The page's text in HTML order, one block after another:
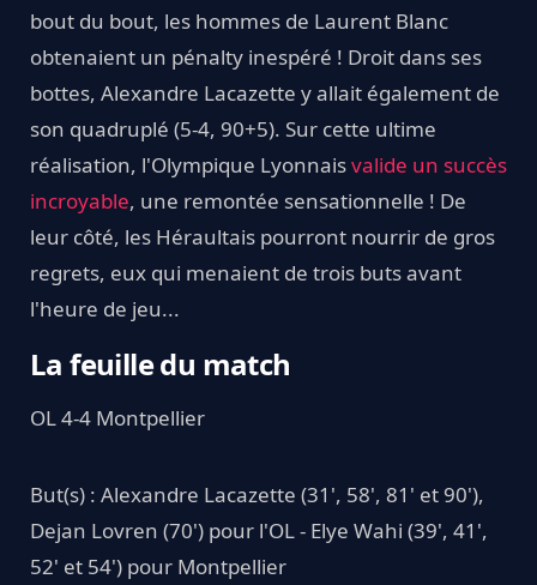
bout du bout, les hommes de Laurent Blanc
obtenaient un pénalty inespéré ! Droit dans ses
bottes, Alexandre Lacazette y allait également de
son quadruplé (5-4, 90+5). Sur cette ultime
réalisation, l'Olympique Lyonnaisvalide un succès
incroyable, une remontée sensationnelle ! De
leur côté, les Héraultais pourront nourrir de gros
regrets, eux qui menaient de trois buts avant
l'heure de jeu...
La feuille du match
OL 4-4 Montpellier
But(s) : Alexandre Lacazette (31', 58', 81' et 90'),
Dejan Lovren (70') pour l'OL - Elye Wahi (39', 41',
52' et 54') pour Montpellier